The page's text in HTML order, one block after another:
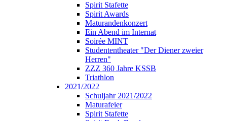
Spirit Stafette
Spirit Awards
Maturandenkonzert
Ein Abend im Internat
Soirée MINT
Studententheater "Der Diener zweier
Herren"
ZZZ 360 Jahre KSSB
Triathlon
2021/2022
Schuljahr 2021/2022
Maturafeier
Spirit Stafette